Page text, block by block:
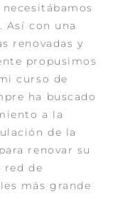
Así con una
renovadas y
propusimos
curso de
ha buscado
a la
de la
renovar su
red de
más grande